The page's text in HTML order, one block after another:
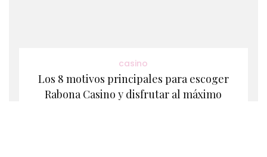
casino
Los 8 motivos principales para escoger
Rabona Casino y disfrutar al máximo